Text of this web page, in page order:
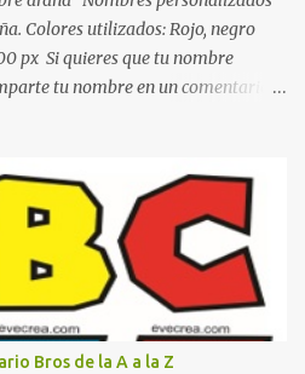
Colores utilizados: Rojo, negro
px Si quieres que tu nombre
tu nombre en un comentario y
Cama con diseño de ring de
de fiestas infantiles Cosas bonitas
de coche
Bros de la A a la Z